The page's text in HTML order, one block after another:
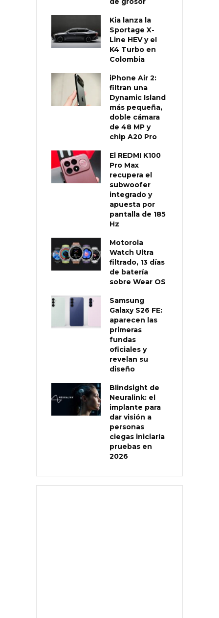
Kia lanza la
Sportage X-
Line HEV y el
K4 Turbo en
Colombia
iPhone Air 2:
filtran una
Dynamic Island
más pequeña,
doble cámara
de 48 MP y
chip A20 Pro
El REDMI K100
Pro Max
recupera el
subwoofer
integrado y
apuesta por
pantalla de 185
Hz
Motorola
Watch Ultra
filtrado, 13 días
de batería
sobre Wear OS
Samsung
Galaxy S26 FE:
aparecen las
primeras
fundas
oficiales y
revelan su
diseño
Blindsight de
Neuralink: el
implante para
dar visión a
personas
ciegas iniciaría
pruebas en
2026